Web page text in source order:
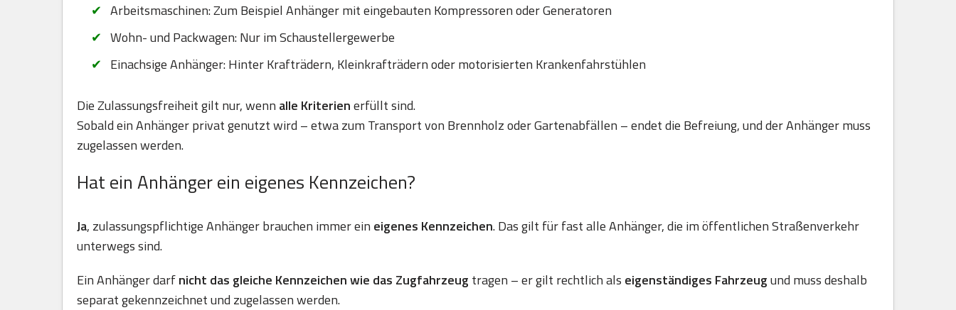
Arbeitsmaschinen: Zum Beispiel Anhänger mit eingebauten Kompressoren oder Generatoren
Wohn- und Packwagen: Nur im Schaustellergewerbe
Einachsige Anhänger: Hinter Krafträdern, Kleinkrafträdern oder motorisierten Krankenfahrstühlen
Die Zulassungsfreiheit gilt nur, wenn alle Kriterienerfüllt sind.
Sobald ein Anhänger privat genutzt wird – etwa zum Transport von Brennholz oder Gartenabfällen – endet die Befreiung, und der Anhänger muss
zugelassen werden.
Hat ein Anhänger ein eigenes Kennzeichen?
Ja, zulassungspflichtige Anhänger brauchen immer ein eigenes Kennzeichen. Das gilt für fast alle Anhänger, die im öffentlichen Straßenverkehr
unterwegs sind.
Ein Anhänger darfnicht das gleiche Kennzeichen wie das Zugfahrzeug tragen – er gilt rechtlich als eigenständiges Fahrzeugund muss deshalb
separat gekennzeichnet und zugelassen werden.